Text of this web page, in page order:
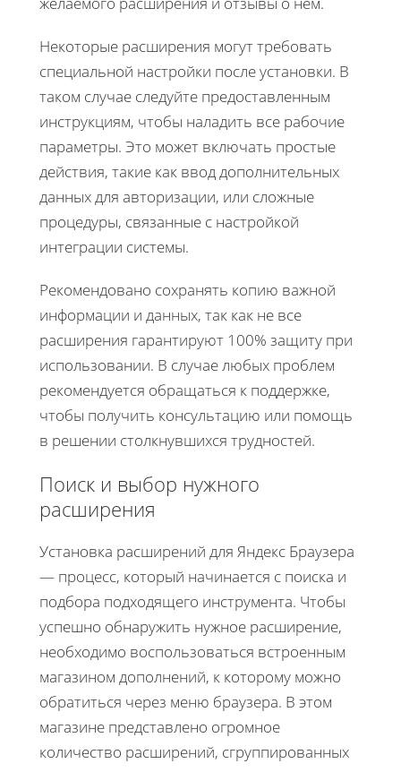
Некоторые расширения могут требовать
специальной настройки после установки. В
таком случае следуйте предоставленным
инструкциям, чтобы наладить все рабочие
параметры. Это может включать простые
действия, такие как ввод дополнительных
данных для авторизации, или сложные
процедуры, связанные с настройкой
интеграции системы.
Рекомендовано сохранять копию важной
информации и данных, так как не все
расширения гарантируют 100% защиту при
использовании. В случае любых проблем
рекомендуется обращаться к поддержке,
чтобы получить консультацию или помощь
в решении столкнувшихся трудностей.
Поиск и выбор нужного
расширения
Установка расширений для Яндекс Браузера
— процесс, который начинается с поиска и
подбора подходящего инструмента. Чтобы
успешно обнаружить нужное расширение,
необходимо воспользоваться встроенным
магазином дополнений, к которому можно
обратиться через меню браузера. В этом
магазине представлено огромное
количество расширений, сгруппированных